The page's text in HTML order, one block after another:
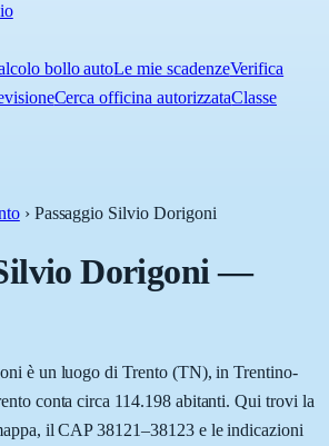
bollo autoLe mie scadenzeVerifica
Cerca officina autorizzataClasse
› Passaggio Silvio Dorigoni
Dorigoni—
è un luogo di Trento (TN), in Trentino-
conta circa 114.198 abitanti. Qui trovi la
il CAP 38121–38123 e le indicazioni